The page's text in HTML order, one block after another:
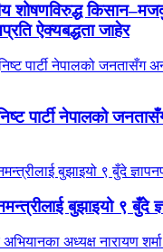
शोषणविरुद्ध
ऐक्यबद्धता जाहेर
पार्टी नेपालको
बुझाइयो ९ बुँदे